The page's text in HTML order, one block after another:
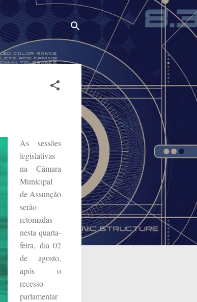
As sessões
legislativas
na Câmara
Municipal
de Assunção
serão
retomadas
nesta quarta-
feira, dia 02
de agosto,
após o
recesso
parlamentar